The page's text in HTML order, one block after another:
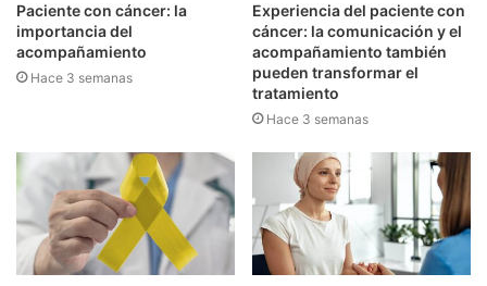
Paciente con cáncer: la
importancia del
acompañamiento
Hace 3 semanas
Experiencia del paciente con
cáncer: la comunicación y el
acompañamiento también
pueden transformar el
tratamiento
Hace 3 semanas